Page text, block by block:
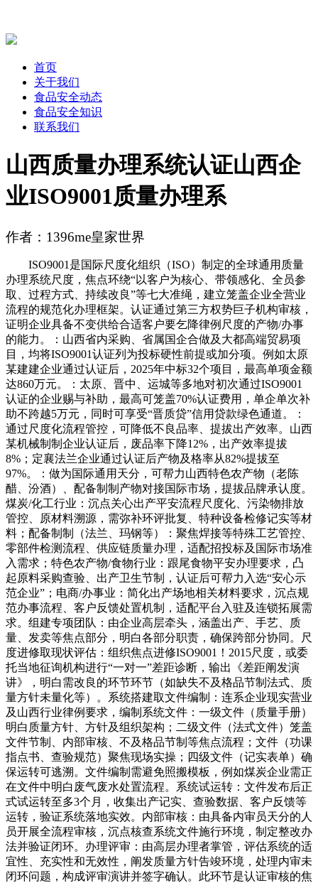
首页
关于我们
食品安全动态
食品安全知识
联系我们
山西质量办理系统认证山西企
业ISO9001质量办理系
作者：1396me皇家世界
ISO9001是国际尺度化组织（ISO）制定的全球通用质量
办理系统尺度，焦点环绕“以客户为核心、带领感化、全员参
取、过程方式、持续改良”等七大准绳，建立笼盖企业全营业
流程的规范化办理框架。认证通过第三方权势巨子机构审核，
证明企业具备不变供给合适客户要乞降律例尺度的产物/办事
的能力。：山西省内采购、省属国企合做及大都高端贸易项
目，均将ISO9001认证列为投标硬性前提或加分项。例如太原
某建建企业通过认证后，2025年中标32个项目，最高单项金额
达860万元。：太原、晋中、运城等多地对初次通过ISO9001
认证的企业赐与补助，最高可笼盖70%认证费用，单企单次补
助不跨越5万元，同时可享受“晋质贷”信用贷款绿色通道。：
通过尺度化流程管控，可降低不良品率、提拔出产效率。山西
某机械制制企业认证后，废品率下降12%，出产效率提拔
8%；定襄法兰企业通过认证后产物及格率从82%提拔至
97%。：做为国际通用天分，可帮力山西特色农产物（老陈
醋、汾酒）、配备制制产物对接国际市场，提拔品牌承认度。
煤炭/化工行业：沉点关心出产平安流程尺度化、污染物排放
管控、原材料溯源，需弥补环评批复、特种设备检修记实等材
料；配备制制（法兰、玛钢等）：聚焦焊接等特殊工艺管控、
零部件检测流程、供应链质量办理，适配招投标及国际市场准
入需求；特色农产物/食物行业：跟尾食物平安办理要求，凸
起原料采购查验、出产卫生节制，认证后可帮力入选“安心示
范企业”；电商/办事业：简化出产场地相关材料要求，沉点规
范办事流程、客户反馈处置机制，适配平台入驻及连锁拓展需
求。组建专项团队：由企业高层牵头，涵盖出产、手艺、质
量、发卖等焦点部分，明白各部分职责，确保跨部分协同。尺
度进修取现状评估：组织焦点进修ISO9001！2015尺度，或委
托当地征询机构进行“一对一”差距诊断，输出《差距阐发演
讲》，明白需改良的环节环节（如缺失不及格品节制法式、质
量方针未量化等）。系统搭建取文件编制：连系企业现实营业
及山西行业律例要求，编制系统文件：一级文件（质量手册）
明白质量方针、方针及组织架构；二级文件（法式文件）笼盖
文件节制、内部审核、不及格品节制等焦点流程；文件（功课
指点书、查验规范）聚焦现场实操；四级文件（记实表单）确
保运转可逃溯。文件编制需避免照搬模板，例如煤炭企业需正
在文件中明白废气废水处置流程。系统试运转：文件发布后正
式试运转至多3个月，收集出产记实、查验数据、客户反馈等
运转，验证系统落地实效。内部审核：由具备内审员天分的人
员开展全流程审核，沉点核查系统文件施行环境，制定整改办
法并验证闭环。办理评审：由高层办理者掌管，评估系统的适
宜性、充实性和无效性，阐发质量方针告竣环境，处理内审未
闭环问题，构成评审演讲并签字确认。此环节是认证审核的焦